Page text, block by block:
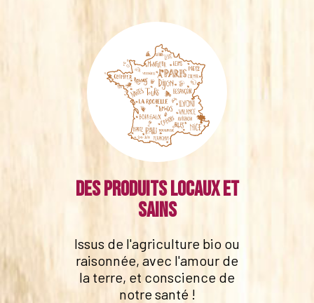
Des produits locaux et
sains
Issus de l'agriculture bio ou
raisonnée, avec l'amour de
la terre, et conscience de
notre santé !